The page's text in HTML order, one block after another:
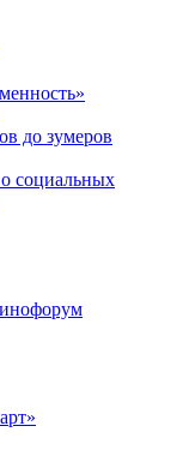
до зумеров
социальных